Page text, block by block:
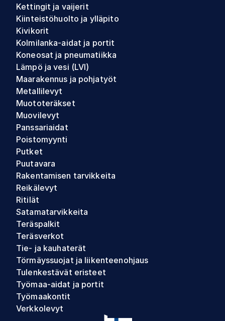
Kettingit ja vaijerit
Kiinteistöhuolto ja ylläpito
Kivikorit
Kolmilanka-aidat ja portit
Koneosat ja pneumatiikka
Lämpö ja vesi (LVI)
Maarakennus ja pohjatyöt
Metallilevyt
Muototeräkset
Muovilevyt
Panssariaidat
Poistomyynti
Putket
Puutavara
Rakentamisen tarvikkeita
Reikälevyt
Ritilät
Satamatarvikkeita
Teräspalkit
Teräsverkot
Tie- ja kauhaterät
Törmäyssuojat ja liikenteenohjaus
Tulenkestävät eristeet
Työmaa-aidat ja portit
Työmaakontit
Verkkolevyt